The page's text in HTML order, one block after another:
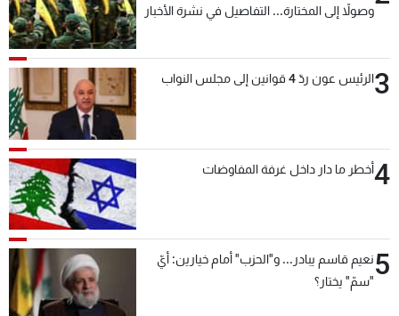
وصولاً إلى المختارة... التفاصيل في نشرة الأخبار
3الرئيس عون ردّ 4 قوانين إلى مجلس النواب
4أخطر ما دار داخل غرفة المفاوضات
5نعيم قاسم يبادر... و"الحزب" أمام خيارين: أيّ
"سمّ" يختار؟